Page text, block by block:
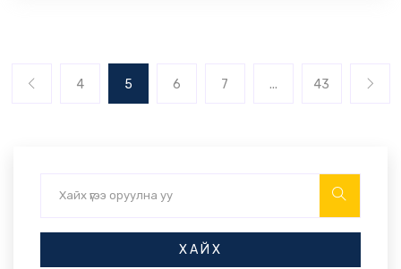
4 5 6 7 ... 43
ХАЙХ